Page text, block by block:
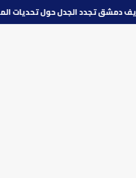
في ريف دمشق تجدد الجدل حول